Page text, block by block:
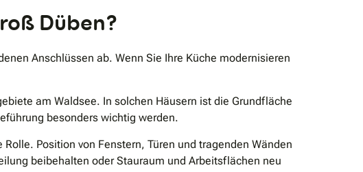
Düben?
Anschlüssen ab. Wenn Sie Ihre Küche modernisieren
am Waldsee. In solchen Häusern ist die Grundfläche
besonders wichtig werden.
Position von Fenstern, Türen und tragenden Wänden
beibehalten oder Stauraum und Arbeitsflächen neu